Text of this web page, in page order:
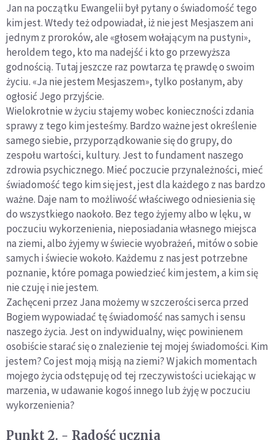
Jan na początku Ewangelii był pytany o świadomość tego
kim jest. Wtedy też odpowiadał, iż nie jest Mesjaszem ani
jednym z proroków, ale «głosem wołającym na pustyni»,
heroldem tego, kto ma nadejść i kto go przewyższa
godnością. Tutaj jeszcze raz powtarza tę prawdę o swoim
życiu. «Ja nie jestem Mesjaszem», tylko posłanym, aby
ogłosić Jego przyjście.
Wielokrotnie w życiu stajemy wobec konieczności zdania
sprawy z tego kim jesteśmy. Bardzo ważne jest określenie
samego siebie, przyporządkowanie się do grupy, do
zespołu wartości, kultury. Jest to fundament naszego
zdrowia psychicznego. Mieć poczucie przynależności, mieć
świadomość tego kim się jest, jest dla każdego z nas bardzo
ważne. Daje nam to możliwość właściwego odniesienia się
do wszystkiego naokoło. Bez tego żyjemy albo w lęku, w
poczuciu wykorzenienia, nieposiadania własnego miejsca
na ziemi, albo żyjemy w świecie wyobrażeń, mitów o sobie
samych i świecie wokoło. Każdemu z nas jest potrzebne
poznanie, które pomaga powiedzieć kim jestem, a kim się
nie czuję i nie jestem.
Zachęceni przez Jana możemy w szczerości serca przed
Bogiem wypowiadać tę świadomość nas samych i sensu
naszego życia. Jest on indywidualny, więc powinienem
osobiście starać się o znalezienie tej mojej świadomości. Kim
jestem? Co jest moją misją na ziemi? W jakich momentach
mojego życia odstępuję od tej rzeczywistości uciekając w
marzenia, w udawanie kogoś innego lub żyję w poczuciu
wykorzenienia?
Punkt 2. - Radość ucznia